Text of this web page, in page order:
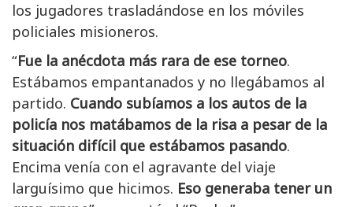
los jugadores trasladándose en los móviles
policiales misioneros.
“Fue la anécdota más rara de ese torneo.
Estábamos empantanados y no llegábamos al
partido. Cuando subíamos a los autos de la
policía nos matábamos de la risa a pesar de la
situación difícil que estábamos pasando.
Encima venía con el agravante del viaje
larguísimo que hicimos. Eso generaba tener un